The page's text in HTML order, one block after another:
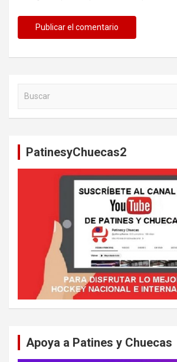
PatinesyChuecas2
Apoya a Patines y Chuecas